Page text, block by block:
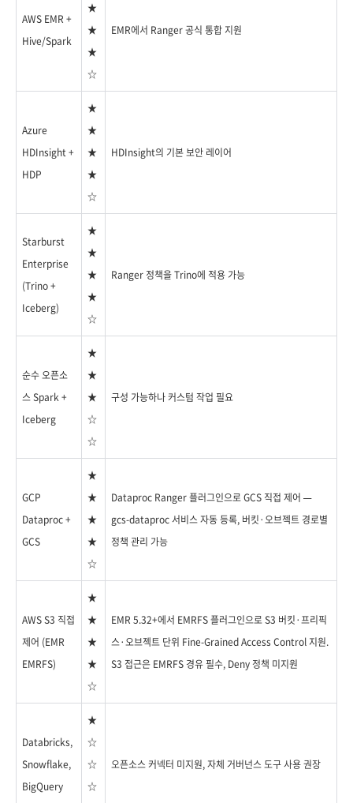
AWS EMR +
Hive/Spark
★
★
★
☆
EMR에서 Ranger 공식 통합 지원
Azure
HDInsight +
HDP
★
★
★
★
☆
HDInsight의 기본 보안 레이어
Starburst
Enterprise
(Trino +
Iceberg)
★
★
★
★
☆
Ranger 정책을 Trino에 적용 가능
순수 오픈소
스 Spark +
Iceberg
★
★
★
☆
☆
구성 가능하나 커스텀 작업 필요
GCP
Dataproc +
GCS
★
★
★
★
☆
Dataproc Ranger 플러그인으로 GCS 직접 제어 —
gcs-dataproc 서비스 자동 등록, 버킷·오브젝트 경로별
정책 관리 가능
AWS S3 직접
제어 (EMR
EMRFS)
★
★
★
★
☆
EMR 5.32+에서 EMRFS 플러그인으로 S3 버킷·프리픽
스·오브젝트 단위 Fine-Grained Access Control 지원.
S3 접근은 EMRFS 경유 필수, Deny 정책 미지원
Databricks,
Snowflake,
BigQuery
★
☆
☆
☆
오픈소스 커넥터 미지원, 자체 거버넌스 도구 사용 권장